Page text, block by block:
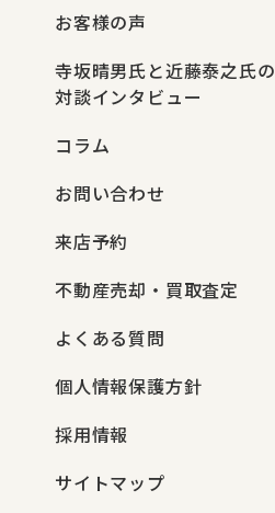
お客様の声
寺坂晴男氏と近藤泰之氏の
対談インタビュー
コラム
お問い合わせ
来店予約
不動産売却・買取査定
よくある質問
個人情報保護方針
採用情報
サイトマップ